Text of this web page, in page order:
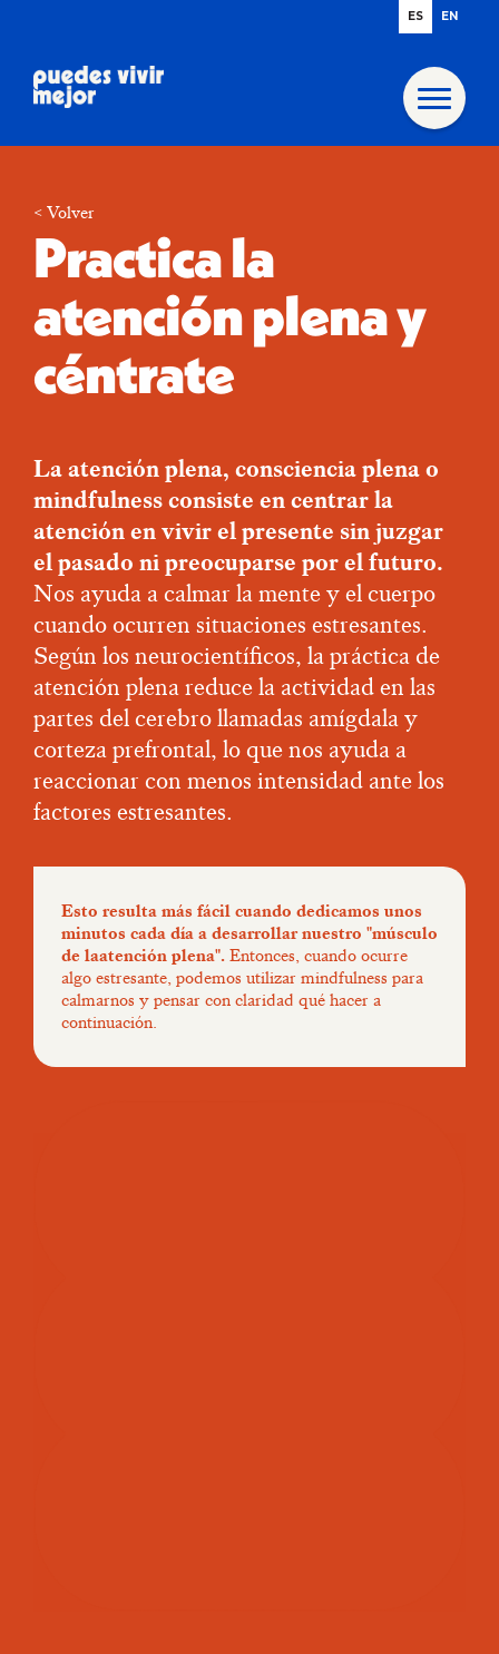
< Volver
Practica la
atención plenay
céntrate
La atención plena, consciencia plena o
mindfulness consiste en centrar la
atención en vivir el presente sin juzgar
el pasado ni preocuparse por el futuro.
Nos ayuda a calmar la mente y el cuerpo
cuando ocurren situaciones estresantes.
Según los neurocientíficos, la práctica de
atención plena reduce la actividad en las
partes del cerebro llamadas amígdala y
corteza prefrontal, lo que nos ayuda a
reaccionar con menos intensidad ante los
factores estresantes.
Esto resulta más fácil cuando dedicamos unos
minutos cada día a desarrollar nuestro "músculo
de laatención plena". Entonces, cuando ocurre
algo estresante, podemos utilizar mindfulness para
calmarnos y pensar con claridad qué hacer a
continuación.
ES EN